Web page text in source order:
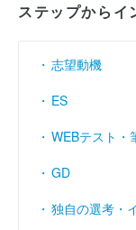
ステップからイ
志望動機
ES
WEBテスト・
GD
独自の選考・